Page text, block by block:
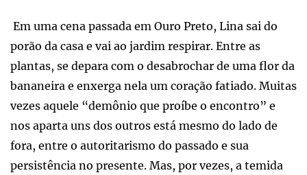
Em uma cena passada em Ouro Preto, Lina sai do
porão da casa e vai ao jardim respirar. Entre as
plantas, se depara com o desabrochar de uma flor da
bananeira e enxerga nela um coração fatiado. Muitas
vezes aquele “demônio que proíbe o encontro” e
nos aparta uns dos outros está mesmo do lado de
fora, entre o autoritarismo do passado e sua
persistência no presente. Mas, por vezes, a temida